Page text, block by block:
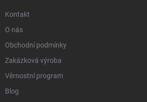
Kontakt
O nás
Obchodní podmínky
Zakázková výroba
Věrnostní program
Blog